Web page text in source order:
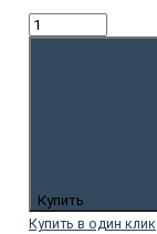
Купить
Купить в один клик